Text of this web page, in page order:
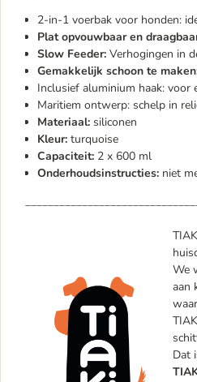
2-in-1 voerbak voor honden:
Plat opvouwbaar en
Slow Feeder: Verhogingen in
Gemakkelijk schoon te
Inclusief aluminium haak: voor
Maritiem ontwerp: schelp in
Materiaal: siliconen
Kleur: turquoise
Capaciteit: 2 x 600 ml
Onderhoudsinstructies: niet
We
aan
Dat